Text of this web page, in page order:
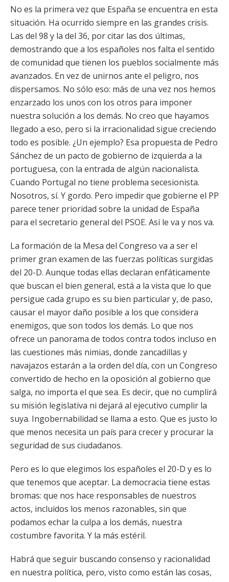
No es la primera vez que España se encuentra en esta
situación. Ha ocurrido siempre en las grandes crisis.
Las del 98 y la del 36, por citar las dos últimas,
demostrando que a los españoles nos falta el sentido
de comunidad que tienen los pueblos socialmente más
avanzados. En vez de unirnos ante el peligro, nos
dispersamos. No sólo eso: más de una vez nos hemos
enzarzado los unos con los otros para imponer
nuestra solución a los demás. No creo que hayamos
llegado a eso, pero si la irracionalidad sigue creciendo
todo es posible. ¿Un ejemplo? Esa propuesta de Pedro
Sánchez de un pacto de gobierno de izquierda a la
portuguesa, con la entrada de algún nacionalista.
Cuando Portugal no tiene problema secesionista.
Nosotros, sí. Y gordo. Pero impedir que gobierne el PP
parece tener prioridad sobre la unidad de España
para el secretario general del PSOE. Así le va y nos va.
La formación de la Mesa del Congreso va a ser el
primer gran examen de las fuerzas políticas surgidas
del 20-D. Aunque todas ellas declaran enfáticamente
que buscan el bien general, está a la vista que lo que
persigue cada grupo es su bien particular y, de paso,
causar el mayor daño posible a los que considera
enemigos, que son todos los demás. Lo que nos
ofrece un panorama de todos contra todos incluso en
las cuestiones más nimias, donde zancadillas y
navajazos estarán a la orden del día, con un Congreso
convertido de hecho en la oposición al gobierno que
salga, no importa el que sea. Es decir, que no cumplirá
su misión legislativa ni dejará al ejecutivo cumplir la
suya. Ingobernabilidad se llama a esto. Que es justo lo
que menos necesita un país para crecer y procurar la
seguridad de sus ciudadanos.
Pero es lo que elegimos los españoles el 20-D y es lo
que tenemos que aceptar. La democracia tiene estas
bromas: que nos hace responsables de nuestros
actos, incluidos los menos razonables, sin que
podamos echar la culpa a los demás, nuestra
costumbre favorita. Y la más estéril.
Habrá que seguir buscando consenso y racionalidad
en nuestra política, pero, visto como están las cosas,